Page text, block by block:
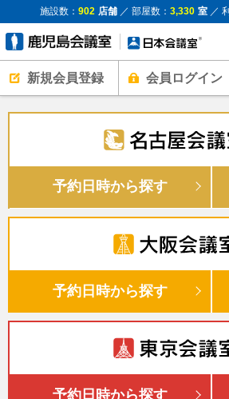
施設数： 902 店舗／ 部屋数： 3,330 室／
新規会員登録 会員ログイン
予約日時から探す
予約日時から探す
予約日時から探す